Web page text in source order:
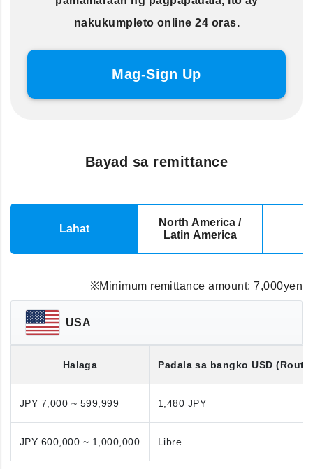
nakukumpleto online 24 oras.
Mag-Sign Up
Bayad sa remittance
Lahat
North America /
Latin America
※Minimum remittance amount: 7,000yen
USA
Halaga Padala sa bangkoUSD
JPY 7,000 ~ 599,999 1,480 JPY
JPY 600,000 ~ 1,000,000 Libre